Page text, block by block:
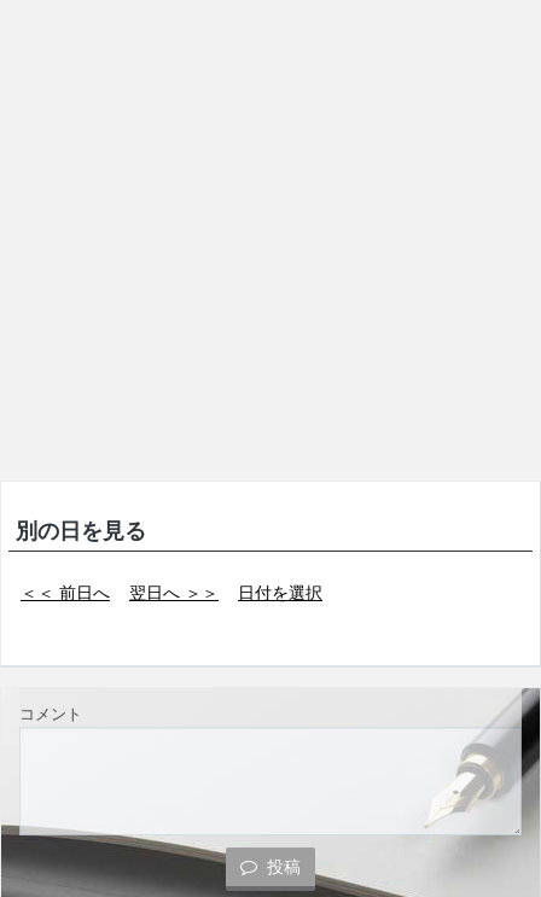
別の日を見る
＜＜ 前日へ 翌日へ ＞＞ 日付を選択
コメント
投稿